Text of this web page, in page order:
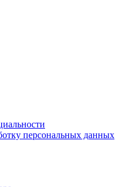
персональных данных